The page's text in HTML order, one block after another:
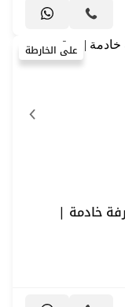
على الخارطة
+ غرفة خادمة |